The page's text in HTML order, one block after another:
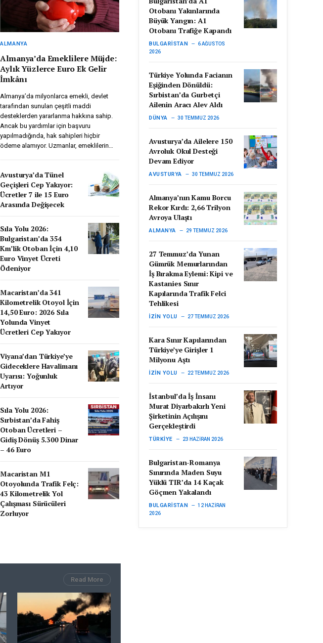
ALMANYA
Almanya’da Emeklilere Müjde:
Aylık Yüzlerce Euro Ek Gelir
İmkânı
Almanya’da milyonlarca emekli, devlet
tarafından sunulan çeşitli maddi
desteklerden yararlanma hakkına sahip.
Ancak bu yardımlar için başvuru
yapılmadığında, hak sahipleri hiçbir
ödeme alamıyor. Uzmanlar, emeklilerin…
Avusturya’da Tünel
Geçişleri Cep Yakıyor:
Ücretler 7 ile 15 Euro
Arasında Değişecek
Sıla Yolu 2026:
Bulgaristan’da 354
Km’lik Otoban İçin 4,10
Euro Vinyet Ücreti
Ödeniyor
Macaristan’da 341
Kilometrelik Otoyol İçin
14,50 Euro: 2026 Sıla
Yolunda Vinyet
Ücretleri Cep Yakıyor
Viyana’dan Türkiye’ye
Gideceklere Havalimanı
Uyarısı: Yoğunluk
Artıyor
Sıla Yolu 2026:
Sırbistan’da Fahiş
Otoban Ücretleri –
Gidiş Dönüş 5.300 Dinar
– 46 Euro
Macaristan M1
Otoyolunda Trafik Felç:
43 Kilometrelik Yol
Çalışması Sürücüleri
Zorluyor
Read More
Otobanı Yakınlarında
Büyük Yangın: A1
Otobanı Trafiğe Kapandı
BULGARISTAN
6 AĞUSTOS
2026
Türkiye Yolunda Facianın
Eşiğinden Dönüldü:
Sırbistan’da Gurbetçi
Ailenin Aracı Alev Aldı
DÜNYA 30 TEMMUZ 2026
Avusturya’da Ailelere 150
Avroluk Okul Desteği
Devam Ediyor
AVUSTURYA 30 TEMMUZ 2026
Almanya’nın Kamu Borcu
Rekor Kırdı: 2,66 Trilyon
Avroya Ulaştı
ALMANYA 29 TEMMUZ 2026
27 Temmuz’da Yunan
Gümrük Memurlarından
İş Bırakma Eylemi: Kipi ve
Kastanies Sınır
Kapılarında Trafik Felci
Tehlikesi
İZIN YOLU 27 TEMMUZ 2026
Kara Sınır Kapılarından
Türkiye’ye Girişler 1
Milyonu Aştı
İZIN YOLU 22 TEMMUZ 2026
İstanbul’da İş İnsanı
Murat Diyarbakırlı Yeni
Şirketinin Açılışını
Gerçekleştirdi
TÜRKIYE 23 HAZIRAN 2026
Bulgaristan-Romanya
Sınırında Maden Suyu
Yüklü TIR’da 14 Kaçak
Göçmen Yakalandı
BULGARISTAN
12 HAZIRAN
2026